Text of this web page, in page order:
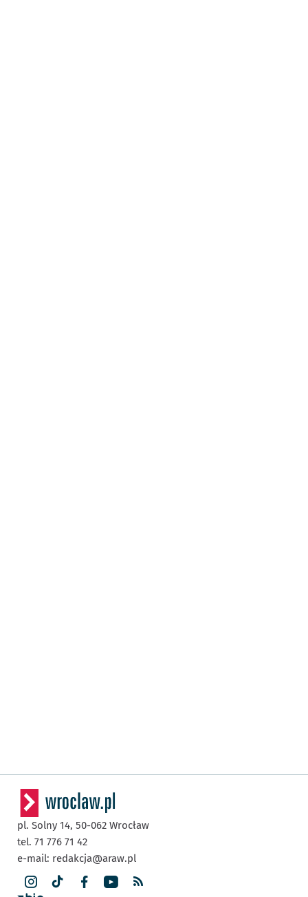
pl. Solny 14, 50-062 Wrocław
tel. 71 776 71 42
e-mail: redakcja@araw.pl